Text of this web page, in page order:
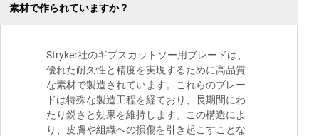
素材で作られていますか？
Stryker社のギプスカットソー用ブレードは、
優れた耐久性と精度を実現するために高品質
な素材で製造されています。これらのブレー
ドは特殊な製造工程を経ており、長期間にわ
たり鋭さと効果を維持します。この構造によ
り、皮膚や組織への損傷を引き起こすことな